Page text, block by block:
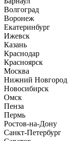
Волгоград
Воронеж
Екатеринбург
Ижевск
Казань
Краснодар
Красноярск
Москва
Нижний Новгород
Новосибирск
Омск
Пенза
Пермь
Ростов-на-Дону
Санкт-Петербург